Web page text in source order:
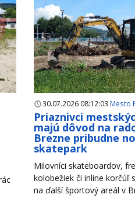
30.07.2026 08:12:03 Mesto
Priaznivci
majú dôvod na
Brezne pribudne
skatepark
Milovníci skateboardov,
kolobežiek či inline korčúľ
na ďalší športový areál v